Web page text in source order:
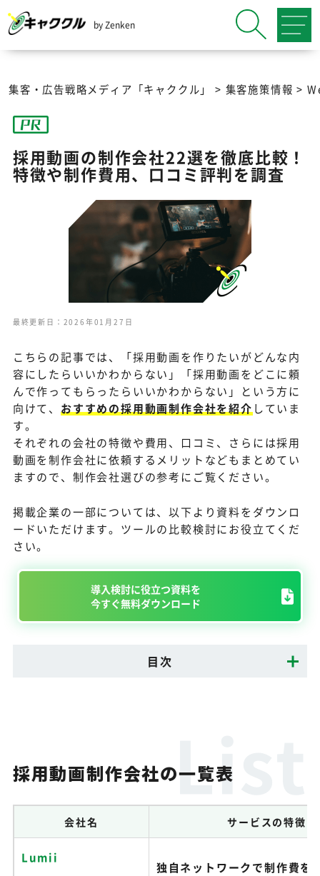
by Zenken
集客・広告戦略メディア「キャククル」 > 集客施策情報 >
採用動画の制作会社22選を徹底比較！
特徴や制作費用、口コミ評判を調査
最終更新日：2026年01月27日
こちらの記事では、「採用動画を作りたいがどんな内
容にしたらいいかわからない」「採用動画をどこに頼
んで作ってもらったらいいかわからない」という方に
向けて、おすすめの採用動画制作会社を紹介していま
す。
それぞれの会社の特徴や費用、口コミ、さらには採用
動画を制作会社に依頼するメリットなどもまとめてい
ますので、制作会社選びの参考にご覧ください。
掲載企業の一部については、以下より資料をダウンロ
ードいただけます。ツールの比較検討にお役立てくだ
さい。
導入検討に役立つ資料を
今すぐ無料ダウンロード
目次
採用動画制作会社の一覧表
会社名 サービスの特徴
Lumii
独自ネットワークで制作費を